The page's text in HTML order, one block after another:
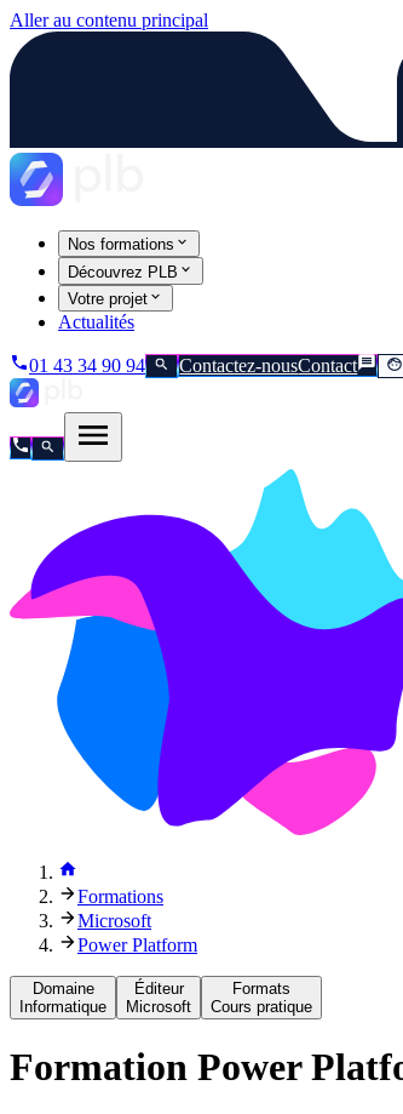
Aller au contenu principal
Nos formations
Découvrez PLB
Votre projet
Actualités
01 43 34 90 94 Contactez-nousContact
Formations
Microsoft
Power Platform
Domaine
Informatique
Éditeur
Microsoft
Formats
Cours pratique
Formation Power